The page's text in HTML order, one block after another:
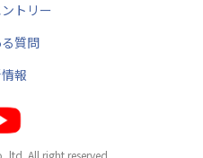
トリー
質問
報
All right reserved.